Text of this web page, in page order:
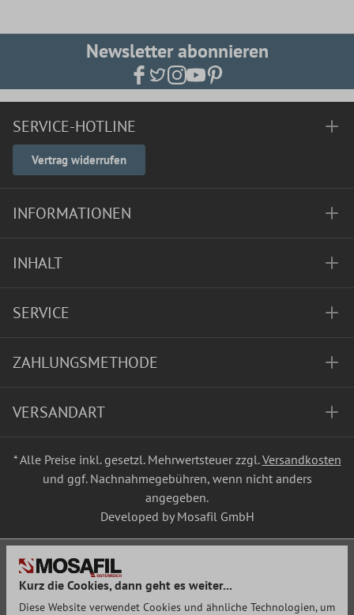
Newsletter abonnieren
SERVICE-HOTLINE
Vertrag widerrufen
INFORMATIONEN
INHALT
SERVICE
ZAHLUNGSMETHODE
VERSANDART
* Alle Preise inkl. gesetzl. Mehrwertsteuer zzgl.Versandkosten
und ggf. Nachnahmegebühren, wenn nicht anders
angegeben.
Developed by Mosafil GmbH
Kurz die Cookies, dann geht es weiter...
Diese Website verwendet Cookies und ähnliche Technologien, um